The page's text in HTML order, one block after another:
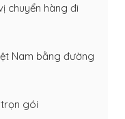
chuyển hàng đi
Nam bằng đường
gói